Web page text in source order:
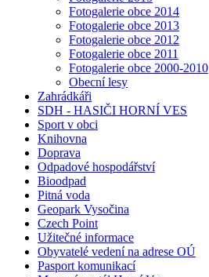
Fotogalerie obce 2014
Fotogalerie obce 2013
Fotogalerie obce 2012
Fotogalerie obce 2011
Fotogalerie obce 2000-2010
Obecní lesy
Zahrádkáři
SDH - HASIČI HORNÍ VES
Sport v obci
Knihovna
Doprava
Odpadové hospodářství
Bioodpad
Pitná voda
Geopark Vysočina
Czech Point
Užitečné informace
Obyvatelé vedení na adrese OÚ
Pasport komunikací